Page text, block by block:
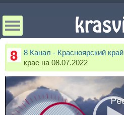
8 Канал - Красноярский край
крае на 08.07.2022